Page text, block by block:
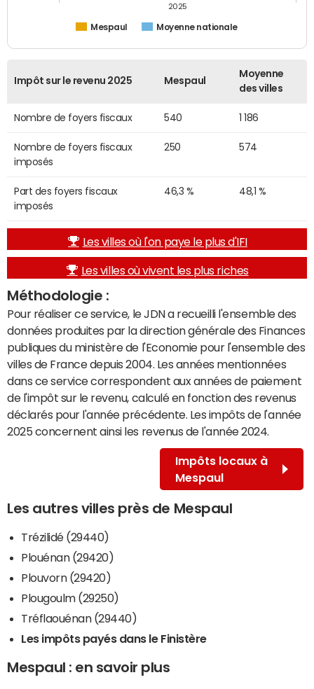
Mespaul Moyenne nationale
2025
Impôt sur le revenu 2025 Mespaul
Moyenne
des villes
Nombre de foyers fiscaux 540 1 186
Nombre de foyers fiscaux
imposés
250 574
Part des foyers fiscaux
imposés
46,3 % 48,1 %
Les villes où l'on paye le plus d'IFI
Les villes où vivent les plus riches
Méthodologie :
Pour réaliser ce service, le JDN a recueilli l'ensemble des
données produites par la direction générale des Finances
publiques du ministère de l'Economie pour l'ensemble des
villes de France depuis 2004. Les années mentionnées
dans ce service correspondent aux années de paiement
de l'impôt sur le revenu, calculé en fonction des revenus
déclarés pour l'année précédente. Les impôts de l'année
2025 concernent ainsi les revenus de l'année 2024.
Impôts locaux à
Mespaul
Les autres villes près de Mespaul
Trézilidé (29440)
Plouénan (29420)
Plouvorn (29420)
Plougoulm (29250)
Tréflaouénan (29440)
Les impôts payés dans le Finistère
Mespaul : en savoir plus